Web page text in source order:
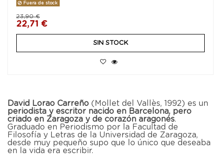
Fuera de stock
22,71 €
23,90 €
SIN STOCK
David Lorao Carreño (Mollet del Vallès, 1992) es un
periodista y escritor nacido en Barcelona, pero
criado en Zaragoza y de corazón aragonés.
Graduado en Periodismo por la Facultad de
Filosofía y Letras de la Universidad de Zaragoza,
desde muy pequeño supo que lo único que deseaba
en la vida era escribir.